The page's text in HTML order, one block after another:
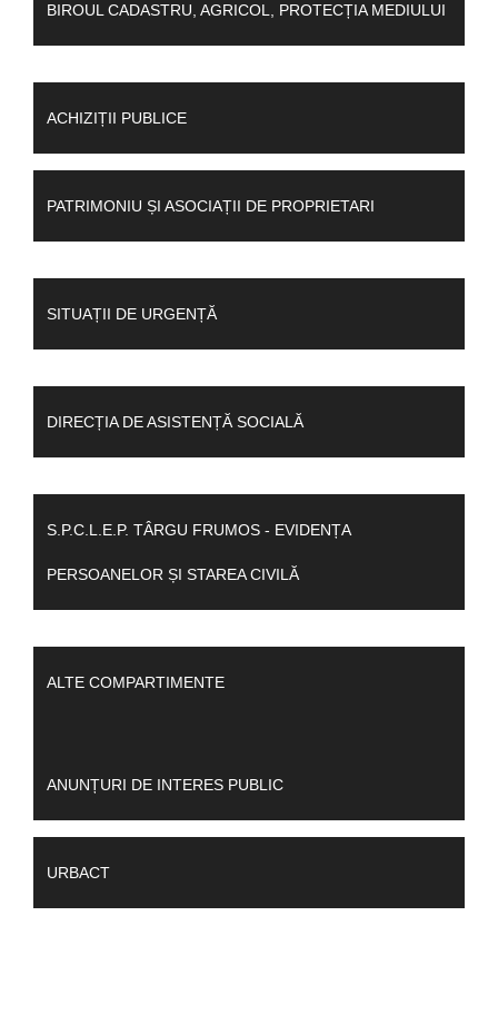
BIROUL CADASTRU, AGRICOL, PROTECȚIA MEDIULUI
ACHIZIȚII PUBLICE
PATRIMONIU ȘI ASOCIAȚII DE PROPRIETARI
SITUAȚII DE URGENȚĂ
DIRECȚIA DE ASISTENȚĂ SOCIALĂ
S.P.C.L.E.P. TÂRGU FRUMOS - EVIDENȚA
PERSOANELOR ȘI STAREA CIVILĂ
ALTE COMPARTIMENTE
ANUNȚURI DE INTERES PUBLIC
URBACT